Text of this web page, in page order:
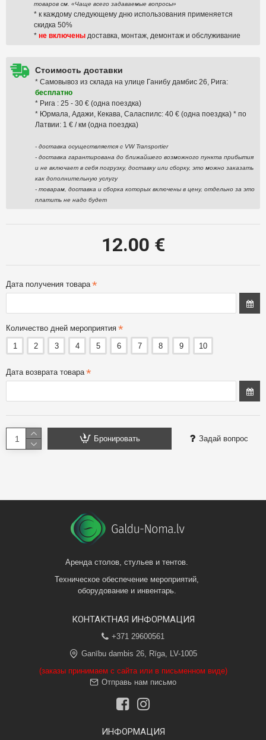
товаров см. «Чаще всего задаваемые вопросы»
* к каждому следующему дню использования применяется
скидка 50%
* не включены доставка, монтаж, демонтаж и обслуживание
Стоимость доставки
* Самовывоз из склада на улице Ганибу дамбис 26, Рига:
бесплатно
* Рига : 25 - 30 € (одна поездка)
* Юрмала, Адажи, Кекава, Саласпилс: 40 € (одна поездка) * по
Латвии: 1 € / км (одна поездка)
- доставка осуществляется с VW Transportier
- доставка гарантирована до ближайшего возможного пункта прибытия
и не включает в себя погрузку, доставку или сборку, это можно заказать
как дополнительную услугу
- товарам, доставка и сборка которых включены в цену, отдельно за это
платить не надо будет
12.00 €
Дата получения товара
Количество дней мероприятия
1
2 3 4 5 6 7 8 9 10
Дата возврата товара
Бронировать Задай вопрос
Аренда столов, стульев и тентов.
Техническое обеспечение мероприятий,
оборудование и инвентарь.
КОНТАКТНАЯ ИНФОРМАЦИЯ
+371 29600561
Ganību dambis 26, Rīga, LV-1005
(заказы принимаем с сайта или в письменном виде)
Отправь нам письмо
ИНФОРМАЦИЯ